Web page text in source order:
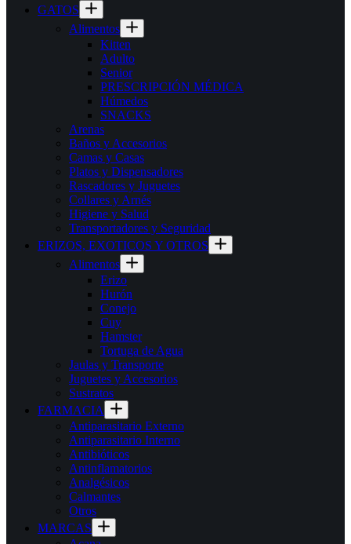
GATOS
Alimentos
Kitten
Adulto
Senior
PRESCRIPCIÓN MÉDICA
Húmedos
SNACKS
Arenas
Baños y Accesorios
Camas y Casas
Platos y Dispensadores
Rascadores y Juguetes
Collares y Arnés
Higiene y Salud
Transportadores y Seguridad
ERIZOS, EXOTICOS Y OTROS
Alimentos
Erizo
Hurón
Conejo
Cuy
Hamster
Tortuga de Agua
Jaulas y Transporte
Juguetes y Accesorios
Sustratos
FARMACIA
Antiparasitario Externo
Antiparasitario Interno
Antibióticos
Antinflamatorios
Analgésicos
Calmantes
Otros
MARCAS